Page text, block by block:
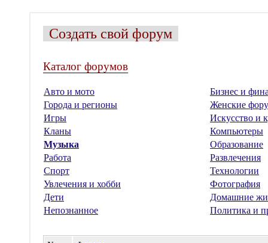
Создать свой форум
Каталог форумов
Авто и мото
Бизнес и
Города и регионы
Женские
Игры
Искусство и
Кланы
Компьютеры
Музыка
Образование
Работа
Развлечения
Спорт
Технологии
Увлечения и хобби
Фотография
Дети
Домашние
Непознанное
Политика и